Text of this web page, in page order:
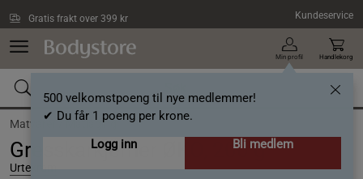
Gratis frakt over 399 kr Kundeservice
Min profil
500 velkomstpoeng til nye medlemmer!
✔ Du får 1 poeng per krone.
Logg inn
Bli medlem
Handlekorg
Matvarer / Matlaging
Gresskarkjerner ØKO, 200 g
Urtekram